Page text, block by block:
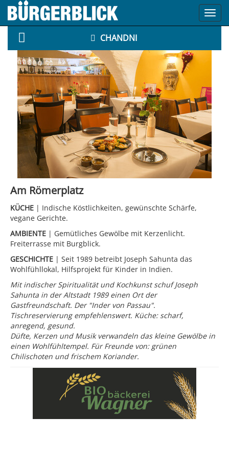
CHANDNI
Am Römerplatz
KÜCHE | Indische Köstlichkeiten, gewünschte Schärfe,
vegane Gerichte.
AMBIENTE | Gemütliches Gewölbe mit Kerzenlicht.
Freiterrasse mit Burgblick.
GESCHICHTE | Seit 1989 betreibt Joseph Sahunta das
Wohlfühllokal, Hilfsprojekt für Kinder in Indien.
Mit indischer Spiritualität und Kochkunst schuf Joseph
Sahunta in der Altstadt 1989 einen Ort der
Gastfreundschaft. Der "Inder von Passau".
Tischreservierung empfehlenswert. Küche: scharf,
anregend, gesund.
Düfte, Kerzen und Musik verwandeln das kleine Gewölbe in
einen Wohlfühltempel. Für Freunde von: grünen
Chilischoten und frischem Koriander.
Michaeligasse 4 | Passau-Altstadt
Di-So 17:30-23 Uhr | So mittags 12-14 Uhr
info@chandni-online.de
chandni-online.de